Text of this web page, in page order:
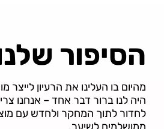
הסיפור
מהיום בו העלינו את הרעיון לייצר
היה לנו ברור דבר אחד – אנחנו
לחדור לתוך המחקר ולחדש עם